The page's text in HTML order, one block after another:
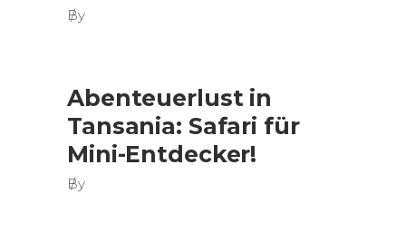
By
Abenteuerlust in
Tansania: Safari für
Mini-Entdecker!
By